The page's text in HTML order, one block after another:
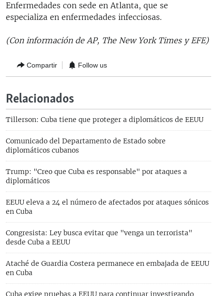
Enfermedades con sede en Atlanta, que se
especializa en enfermedades infecciosas.
(Con información de AP, The New York Times y EFE)
Compartir Follow us
Relacionados
Tillerson: Cuba tiene que proteger a diplomáticos de EEUU
Comunicado del Departamento de Estado sobre
diplomáticos cubanos
Trump: "Creo que Cuba es responsable" por ataques a
diplomáticos
EEUU eleva a 24 el número de afectados por ataques sónicos
en Cuba
Congresista: Ley busca evitar que "venga un terrorista"
desde Cuba a EEUU
Ataché de Guardia Costera permanece en embajada de EEUU
en Cuba
Cuba exige pruebas a EEUU para continuar investigando